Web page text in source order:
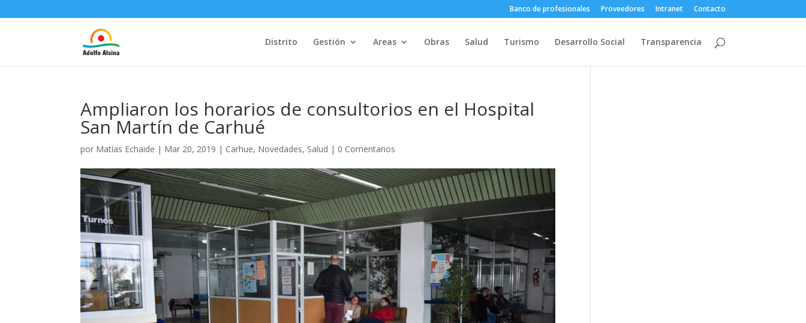
Banco de profesionales Proveedores Intranet Contacto
Distrito Gestión Areas Obras Salud Turismo Desarrollo Social Transparencia
Ampliaron los horarios de consultorios en el Hospital
San Martín de Carhué
por Matías Echaide | Mar 20, 2019 | Carhue, Novedades, Salud | 0 Comentarios